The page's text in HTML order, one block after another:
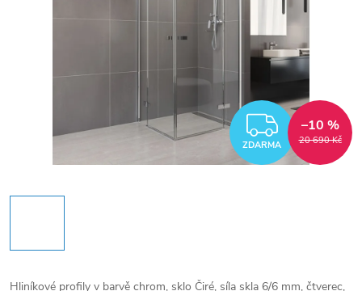
ZDARMA 20 690 Kč
–10 %
Hliníkové profily v barvě chrom, sklo Čiré, síla skla 6/6 mm, čtverec,